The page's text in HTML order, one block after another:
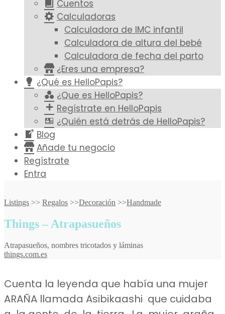
Cuentos
Calculadoras
Calculadora de IMC infantil
Calculadora de altura del bebé
Calculadora de fecha del parto
¿Eres una empresa?
¿Qué es HelloPapis?
¿Que es HelloPapis?
Regístrate en HelloPapis
¿Quién está detrás de HelloPapis?
Blog
Añade tu negocio
Regístrate
Entra
Listings >> Regalos >>Decoración >>Handmade
Things – Atrapasueños
Atrapasueños, nombres tricotados y láminas
things.com.es
Cuenta la leyenda que había una mujer
ARAÑA llamada Asibikaashi que cuidaba